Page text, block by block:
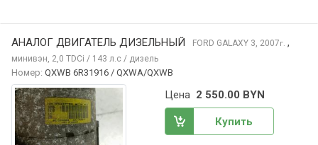
АНАЛОГ ДВИГАТЕЛЬ ДИЗЕЛЬНЫЙ FORD GALAXY 3, 2007г. ,
минивэн, 2,0 TDCi / 143 л.с / дизель
Номер: QXWB 6R31916 / QXWA/QXWB
Цена 2 550.00 BYN
Купить